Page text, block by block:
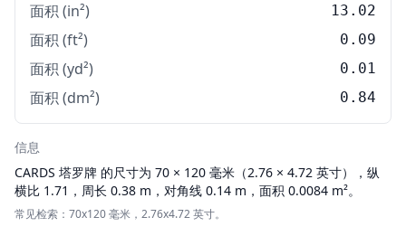
面积 (in²) 13.02
面积 (ft²) 0.09
面积 (yd²) 0.01
面积 (dm²) 0.84
信息
CARDS 塔罗牌 的尺寸为 70 × 120 毫米（2.76 × 4.72 英寸），纵
横比 1.71，周长 0.38 m，对角线 0.14 m，面积 0.0084 m²。
常见检索：70x120 毫米，2.76x4.72 英寸。